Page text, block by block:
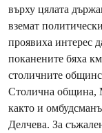
върху цялата
вземат
проявиха интерес
поканените бяха
столичните
Столична община,
както и
Делчева. За